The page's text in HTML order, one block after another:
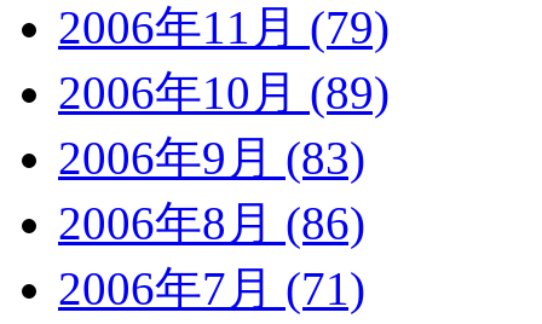
2006年11月 (79)
2006年10月 (89)
2006年9月 (83)
2006年8月 (86)
2006年7月 (71)